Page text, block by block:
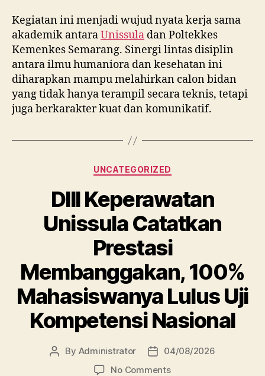
Kegiatan ini menjadi wujud nyata kerja sama
akademik antaraUnissula dan Poltekkes
Kemenkes Semarang. Sinergi lintas disiplin
antara ilmu humaniora dan kesehatan ini
diharapkan mampu melahirkan calon bidan
yang tidak hanya terampil secara teknis, tetapi
juga berkarakter kuat dan komunikatif.
Categories
UNCATEGORIZED
DIII Keperawatan
Unissula Catatkan
Prestasi
Membanggakan, 100%
Mahasiswanya Lulus Uji
Kompetensi Nasional
Post
By Administrator
Post04/08/2026
No Commentson